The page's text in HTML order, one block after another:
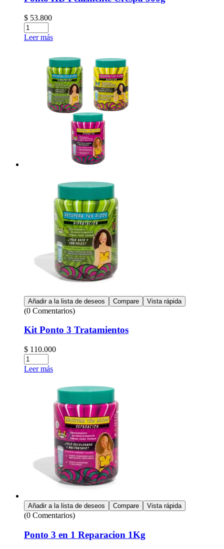
$ 53.800
Leer más
Añadir a la lista de deseos Compare Vista rápida
(0 Comentarios)
Kit Ponto 3 Tratamientos
$ 110.000
Leer más
Añadir a la lista de deseos Compare Vista rápida
(0 Comentarios)
Ponto 3 en 1 Reparacion 1Kg